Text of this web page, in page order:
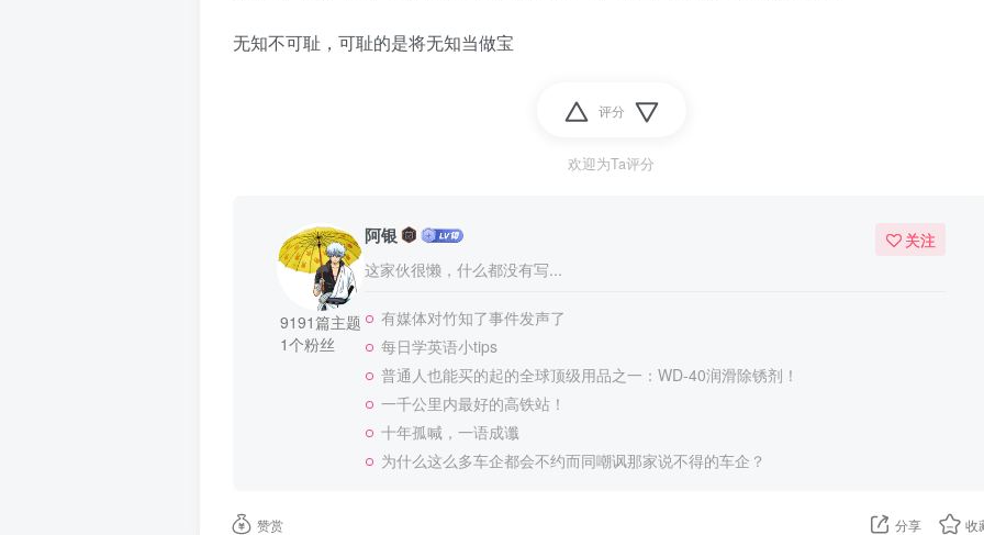
无知不可耻，可耻的是将无知当做宝
评分
欢迎为Ta评分
9191篇主题
1个粉丝
阿银
这家伙很懒，什么都没有写...
关注
有媒体对竹知了事件发声了
每日学英语小tips
普通人也能买的起的全球顶级用品之一：WD-40润滑除锈剂！
一千公里内最好的高铁站！
十年孤喊，一语成谶
为什么这么多车企都会不约而同嘲讽那家说不得的车企？
赞赏 分享 收